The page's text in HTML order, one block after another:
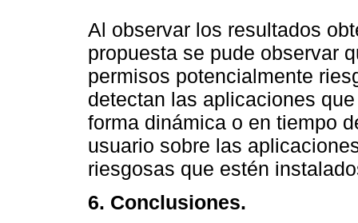
Al observar los resultados
propuesta se pude observar
permisos potencialmente
detectan las aplicaciones
forma dinámica o en tiempo
usuario sobre las
riesgosas que estén
6. Conclusiones.